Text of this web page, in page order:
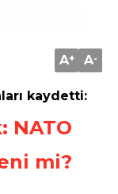
A+ A-
kaydetti:
NATO
mi?